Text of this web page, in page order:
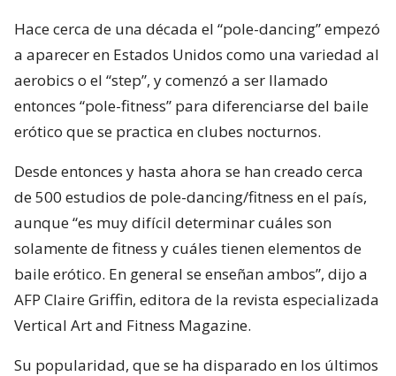
Hace cerca de una década el “pole-dancing” empezó
a aparecer en Estados Unidos como una variedad al
aerobics o el “step”, y comenzó a ser llamado
entonces “pole-fitness” para diferenciarse del baile
erótico que se practica en clubes nocturnos.
Desde entonces y hasta ahora se han creado cerca
de 500 estudios de pole-dancing/fitness en el país,
aunque “es muy difícil determinar cuáles son
solamente de fitness y cuáles tienen elementos de
baile erótico. En general se enseñan ambos”, dijo a
AFP Claire Griffin, editora de la revista especializada
Vertical Art and Fitness Magazine.
Su popularidad, que se ha disparado en los últimos